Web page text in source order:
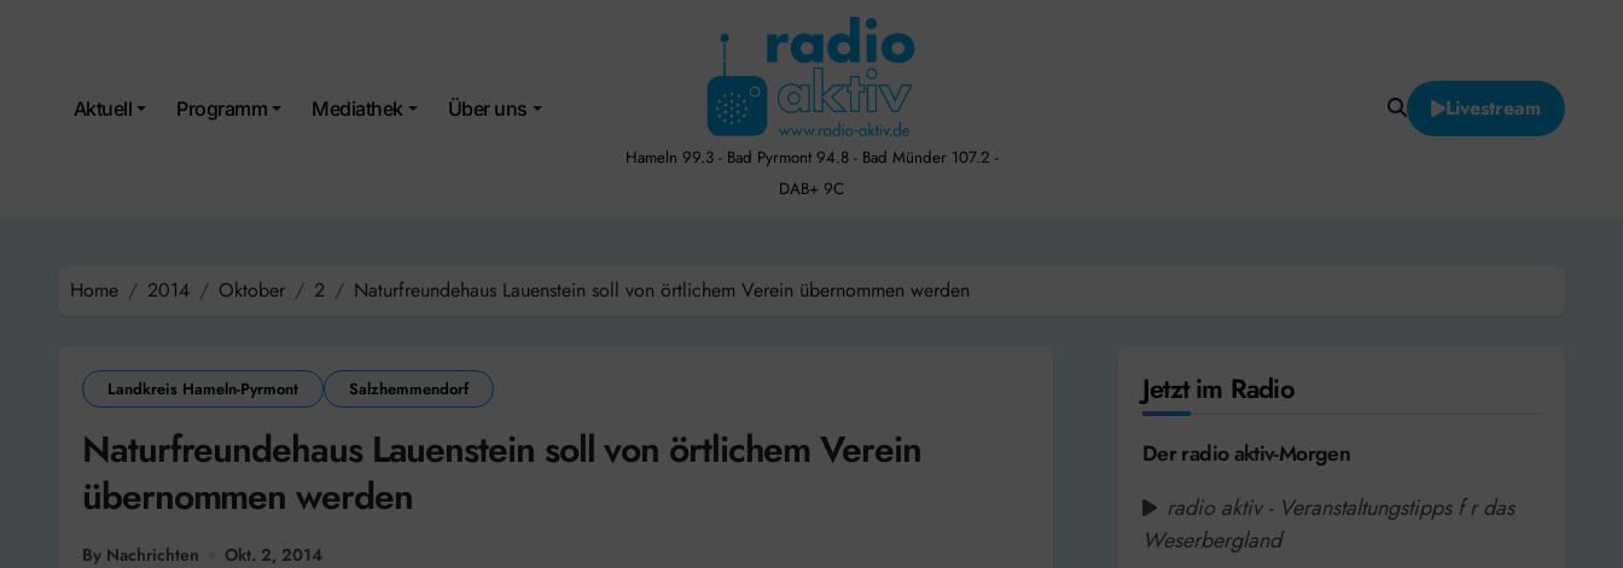
Aktuell Programm Mediathek Über uns
Hameln 99.3 - Bad Pyrmont 94.8 - Bad Münder 107.2 -
DAB+ 9C
Livestream
Home 2014 Oktober 2 Naturfreundehaus Lauenstein soll von örtlichem Verein übernommen werden
Landkreis Hameln-Pyrmont Salzhemmendorf
Naturfreundehaus Lauenstein soll von örtlichem Verein
übernommen werden
By Nachrichten Okt. 2, 2014
Jetzt im Radio
Der radio aktiv-Morgen
radio aktiv - Veranstaltungstipps f r das
Weserbergland